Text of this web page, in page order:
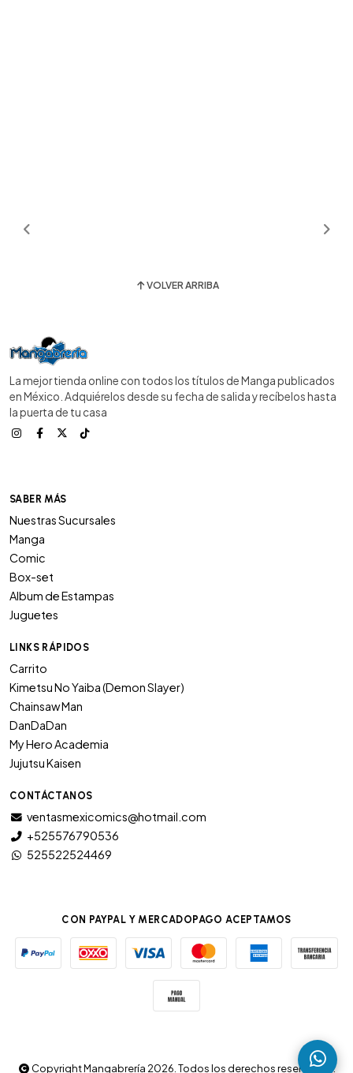
VOLVER ARRIBA
La mejor tienda online con todos los títulos de Manga publicados
en México. Adquiérelos desde su fecha de salida y recíbelos hasta
la puerta de tu casa
SABER MÁS
Nuestras Sucursales
Manga
Comic
Box-set
Album de Estampas
Juguetes
LINKS RÁPIDOS
Carrito
Kimetsu No Yaiba (Demon Slayer)
Chainsaw Man
DanDaDan
My Hero Academia
Jujutsu Kaisen
CONTÁCTANOS
ventasmexicomics@hotmail.com
+525576790536
525522524469
CON PAYPAL Y MERCADOPAGO ACEPTAMOS
Copyright Mangabrería 2026. Todos los derechos reservados.